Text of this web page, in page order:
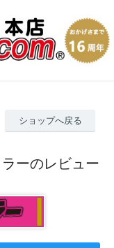
ショップへ戻る
ーのレビュー